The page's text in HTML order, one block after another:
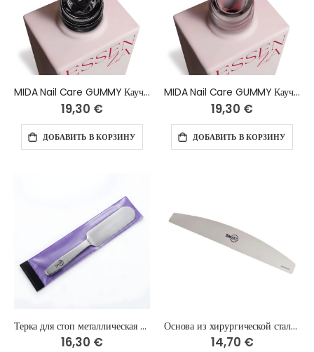
MIDA Nail Care GUMMY Каучуковая база CLEAR 14 мл
19,30 €
ДОБАВИТЬ В КОРЗИНУ
MIDA Nail Care GUMMY Каучуковая база ROSE 14 мл
19,30 €
ДОБАВИТЬ В КОРЗИНУ
Терка для стоп металлическая (основа) SMART
16,30 €
Основа из хирургической стали ЛОДОЧКА размер L
14,70 €